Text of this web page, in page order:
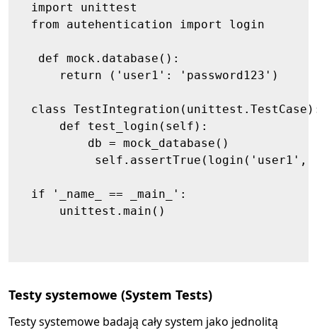
  import unittest
  from autehentication import login
   def mock.database():
      return ('user1': 'password123')
class
      def test_login(self):
          db = mock_database()
self.assertTrue(login('user1',
  if '_name_ == _main_':
      unittest.main()
Testy systemowe (System Tests)
Testy systemowe badają cały system jako jednolitą